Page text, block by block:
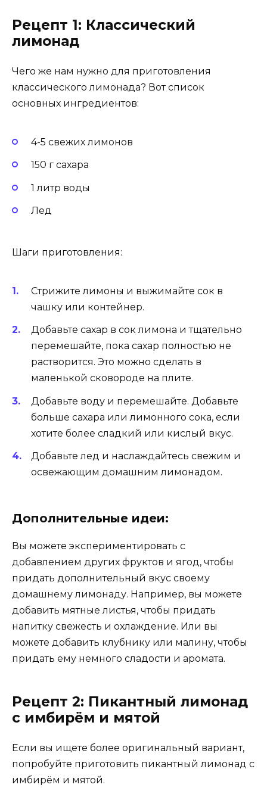
Рецепт 1: Классический
лимонад
Чего же нам нужно для приготовления
классического лимонада? Вот список
основных ингредиентов:
4-5 свежих лимонов
150 г сахара
1 литр воды
Лед
Шаги приготовления:
Стрижите лимоны и выжимайте сок в
чашку или контейнер.
Добавьте сахар в сок лимона и тщательно
перемешайте, пока сахар полностью не
растворится. Это можно сделать в
маленькой сковороде на плите.
Добавьте воду и перемешайте. Добавьте
больше сахара или лимонного сока, если
хотите более сладкий или кислый вкус.
Добавьте лед и наслаждайтесь свежим и
освежающим домашним лимонадом.
Дополнительные идеи:
Вы можете экспериментировать с
добавлением других фруктов и ягод, чтобы
придать дополнительный вкус своему
домашнему лимонаду. Например, вы можете
добавить мятные листья, чтобы придать
напитку свежесть и охлаждение. Или вы
можете добавить клубнику или малину, чтобы
придать ему немного сладости и аромата.
Рецепт 2: Пикантный лимонад
с имбирём и мятой
Если вы ищете более оригинальный вариант,
попробуйте приготовить пикантный лимонад с
имбирём и мятой.